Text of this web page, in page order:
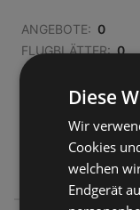
ANGEBOTE: 0
FLUGBLÄTTER: 0
ENTFERNUNG:
Geschlossen
Montag - Freitag
Samstag -
Diese
Wir
Cookies
welchen
Endgerät